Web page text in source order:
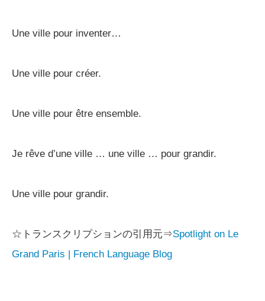
Une ville pour inventer…
Une ville pour créer.
Une ville pour être ensemble.
Je rêve d’une ville … une ville … pour grandir.
Une ville pour grandir.
☆トランスクリプションの引用元⇒Spotlight on Le
Grand Paris | French Language Blog